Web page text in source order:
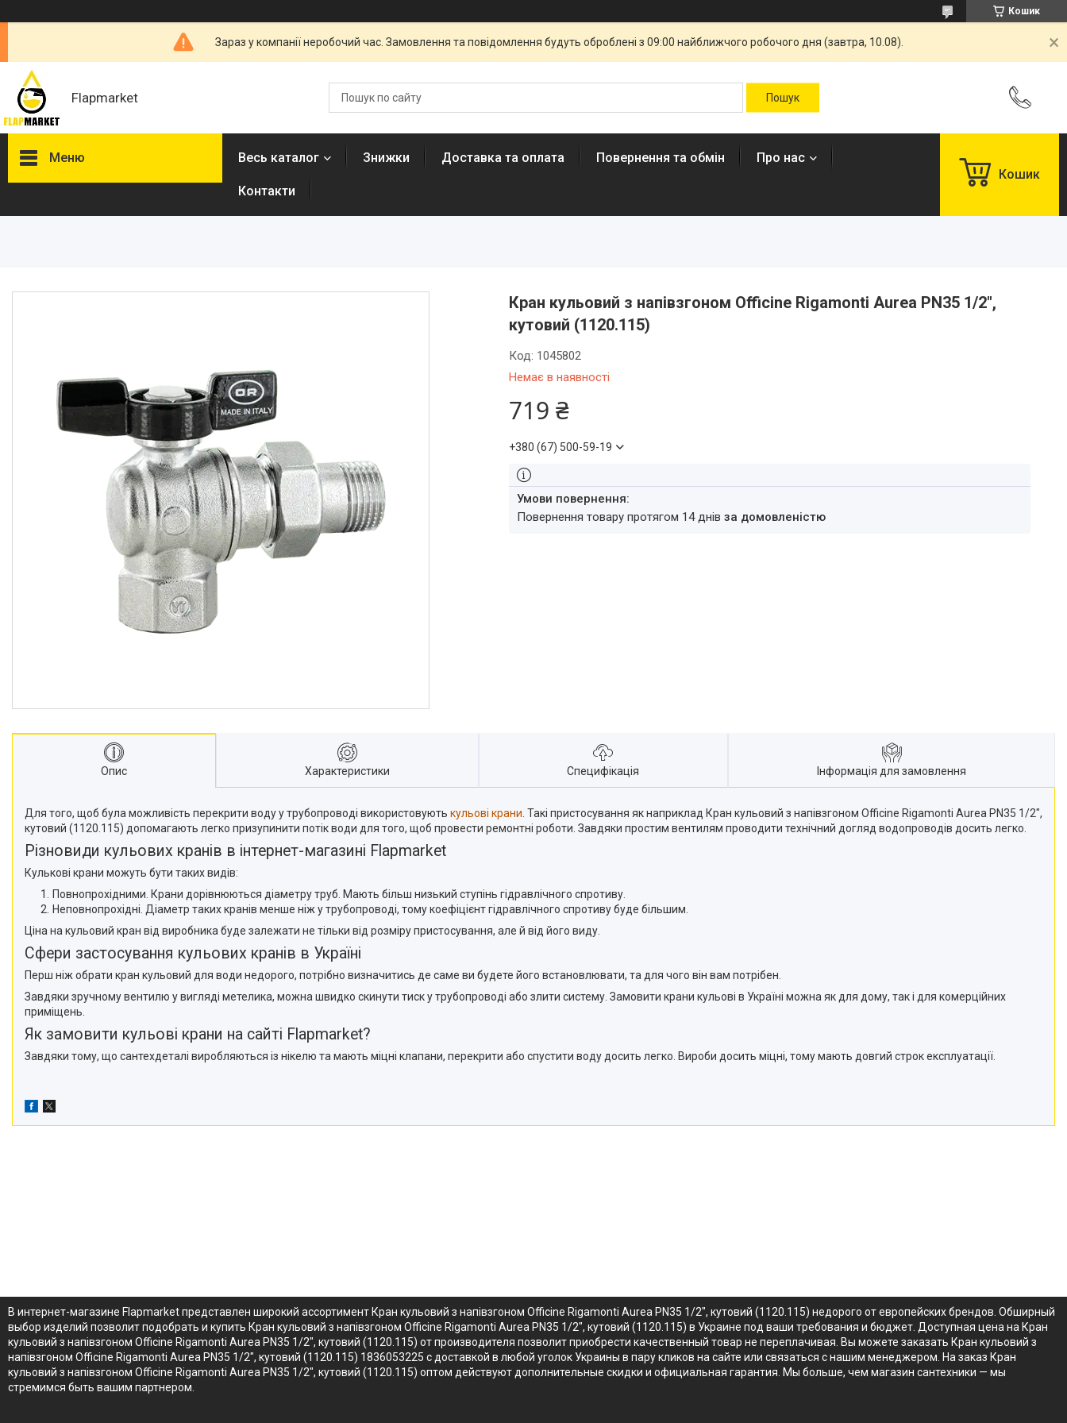
Кошик
Зараз у компанії неробочий час. Замовлення та повідомлення будуть оброблені з 09:00 найближчого робочого дня (завтра, 10.08).
Flapmarket
Меню
Запчастини та комплектуючі
Гнучкі шланги (підведення)
Рушникосушарки
Матеріали для влаштування
теплої підлоги
Запірно-регулююча
Фільтри для води
Насосне обладнання
Весь каталог Знижки Доставка та оплата Повернення та обмін Про нас
Контакти
Кошик
Кран кульовий з напівзгоном Officine Rigamonti Aurea PN35 1/2",
кутовий (1120.115)
Немає в наявності
Код: 1045802
719 ₴
+380 (67) 500-59-19
повернення товару протягом 14 днівза домовленістю
Опис Характеристики Специфікація Інформація для замовлення
Для того, щоб була можливість перекрити воду у трубопроводі використовують кульові крани . Такі пристосування як наприклад Кран кульовий з напівзгоном Officine Rigamonti Aurea PN35 1/2",
кутовий (1120.115) допомагають легко призупинити потік води для того, щоб провести ремонтні роботи. Завдяки простим вентилям проводити технічний догляд водопроводів досить легко.
Різновиди кульових кранів в інтернет-магазині Flapmarket
Кулькові крани можуть бути таких видів:
Повнопрохідними. Крани дорівнюються діаметру труб. Мають більш низький ступінь гідравлічного спротиву.
Неповнопрохідні. Діаметр таких кранів менше ніж у трубопроводі, тому коефіцієнт гідравлічного спротиву буде більшим.
Ціна на кульовий кран від виробника буде залежати не тільки від розміру пристосування, але й від його виду.
Сфери застосування кульових кранів в Україні
Перш ніж обрати кран кульовий для води недорого, потрібно визначитись де саме ви будете його встановлювати, та для чого він вам потрібен.
Завдяки зручному вентилю у вигляді метелика, можна швидко скинути тиск у трубопроводі або злити систему. Замовити крани кульові в Україні можна як для дому, так і для комерційних
приміщень.
Як замовити кульові крани на сайті Flapmarket?
Завдяки тому, що сантехдеталі виробляються із нікелю та мають міцні клапани, перекрити або спустити воду досить легко. Вироби досить міцні, тому мають довгий строк експлуатації.
В интернет-магазине Flapmarket представлен широкий ассортимент Кран кульовий з напівзгоном Officine Rigamonti Aurea PN35 1/2", кутовий (1120.115) недорого от европейских брендов. Обширный
выбор изделий позволит подобрать и купить Кран кульовий з напівзгоном Officine Rigamonti Aurea PN35 1/2", кутовий (1120.115) в Украине под ваши требования и бюджет. Доступная цена на Кран
кульовий з напівзгоном Officine Rigamonti Aurea PN35 1/2", кутовий (1120.115) от производителя позволит приобрести качественный товар не переплачивая. Вы можете заказать Кран кульовий з
напівзгоном Officine Rigamonti Aurea PN35 1/2", кутовий (1120.115) 1836053225 с доставкой в любой уголок Украины в пару кликов на сайте или связаться с нашим менеджером. На заказ Кран
кульовий з напівзгоном Officine Rigamonti Aurea PN35 1/2", кутовий (1120.115) оптом действуют дополнительные скидки и официальная гарантия. Мы больше, чем магазин сантехники — мы
стремимся быть вашим партнером.